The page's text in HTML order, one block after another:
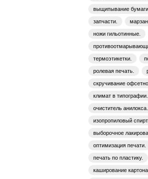
выщипывание бумаги.
запчасти.
ножи гильотинные.
термоэтикетки.
ролевая печать.
скручивание
климат в типографии.
очиститель анилокса.
изопропиловый спирт.
выборочное
оптимизация печати.
печать по пластику.
каширование картона.